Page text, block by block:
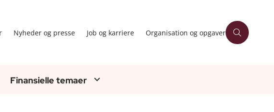
Nyheder og presse Job og karriere Organisation og opgaver
Finansielle temaer